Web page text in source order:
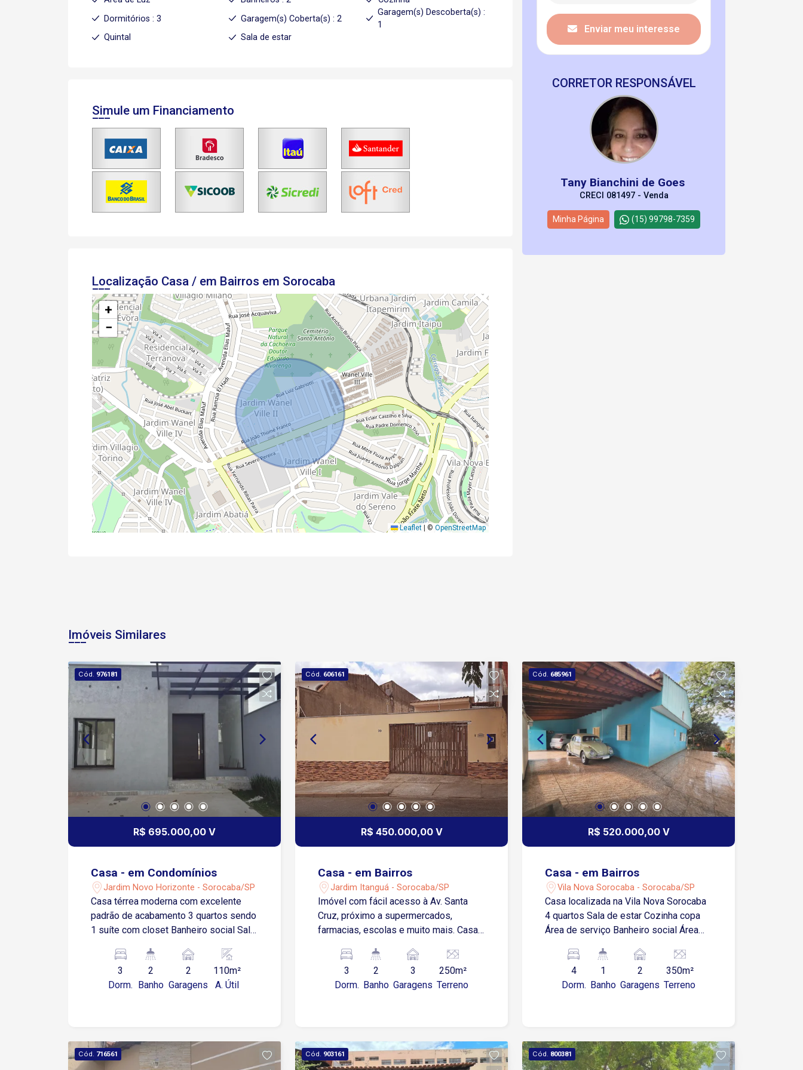
Dormitórios : 3
Garagem(s) Coberta(s) : 2
Garagem(s) Descoberta(s) :
1
Quintal
Sala de estar
Simule um Financiamento
Localização Casa / em Bairros em Sorocaba
+
−
Leaflet © OpenStreetMap
Enviar meu interesse
CORRETOR RESPONSÁVEL
Tany Bianchini de Goes
CRECI 081497 - Venda
Minha Página (15) 99798-7359
Imóveis Similares
Cód. 976181
R$ 695.000,00 V
Casa - em Condomínios
Jardim Novo Horizonte - Sorocaba/SP
Casa térrea moderna com excelente
padrão de acabamento 3 quartos sendo
1 suíte com closet Banheiro social Sala
área gourmet Piscina com hidro 2
vagas de garagem cobertas
Pergolados que valorizam o projeto
planejados Localizada no Residencial
Jardim em região estratégica de
3
Dorm.
2
Banho
2
Garagens
110m²
A. Útil
Cód. 606161
R$ 450.000,00 V
Casa - em Bairros
Jardim Itanguá - Sorocaba/SP
Imóvel com fácil acesso à Av. Santa
Cruz, próximo a supermercados,
farmacias, escolas e muito mais. Casa
banheiros, lavanderia, quintal com
churrasqueira, garagem coberta para 1
carro e descoberta para 2 carros.
3
Dorm.
2
Banho
3
Garagens
250m²
Terreno
Cód. 685961
R$ 520.000,00 V
Casa - em Bairros
Vila Nova Sorocaba - Sorocaba/SP
Casa localizada na Vila Nova Sorocaba
4 quartos Sala de estar Cozinha copa
Área de serviço Banheiro social Área
garagem cobertas
4
Dorm.
1
Banho
2
Garagens
350m²
Terreno
Cód. 716561 Cód. 903161 Cód. 800381